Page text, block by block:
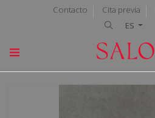
Contacto Cita previa
ES